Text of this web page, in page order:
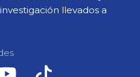
llevados a